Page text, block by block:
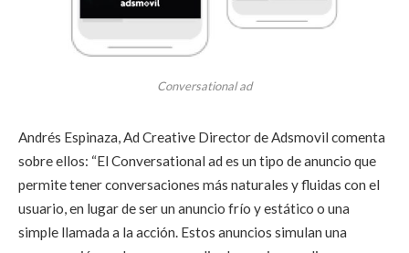
Conversational ad
Andrés Espinaza, Ad Creative Director de Adsmovil comenta
sobre ellos: “El Conversational ad es un tipo de anuncio que
permite tener conversaciones más naturales y fluidas con el
usuario, en lugar de ser un anuncio frío y estático o una
simple llamada a la acción. Estos anuncios simulan una